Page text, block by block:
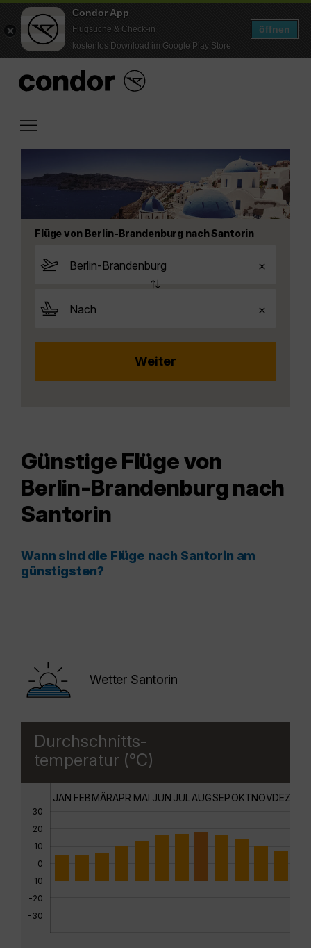
Condor App
Flugsuche & Check-in
kostenlos Download im Google Play Store
öffnen
Flüge von Berlin-Brandenburg nach Santorin
Günstige Flüge von
Berlin-Brandenburg nach
Santorin
Wann sind die Flüge nach Santorin am
günstigsten?
Wetter Santorin
Durchschnitts-
temperatur (°C)
30
20
10
0
-10
-20
-30
JAN FEBMÄRAPR MAI JUN JUL AUGSEPOKTNOVDEZ